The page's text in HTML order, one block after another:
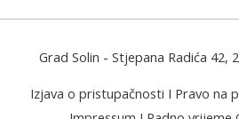
Grad Solin - Stjepana Radića 42,
Izjava o pristupačnosti I Pravo na